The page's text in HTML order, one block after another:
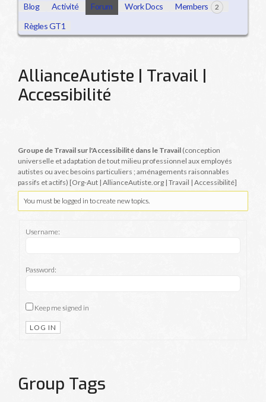
Blog Activité Forum Work Docs Members 2
Règles GT1
AllianceAutiste | Travail |
Accessibilité
Groupe de Travail sur l'Accessibilité dans le Travail (conception
universelle et adaptation de tout milieu professionnel aux employés
autistes ou avec besoins particuliers ; aménagements raisonnables
passifs et actifs) [Org-Aut | AllianceAutiste.org | Travail | Accessibilité]
You must be logged in to create new topics.
Username:
Password:
Keep me signed in
LOG IN
Group Tags